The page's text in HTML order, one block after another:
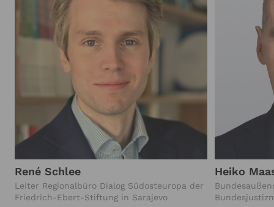
René Schlee
Leiter Regionalbüro Dialog Südosteuropa der
Friedrich-Ebert-Stiftung in Sarajevo
Heiko